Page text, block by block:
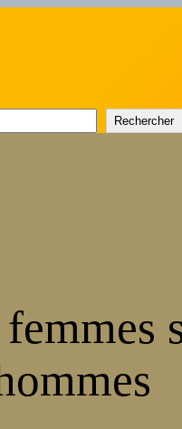
Rechercher